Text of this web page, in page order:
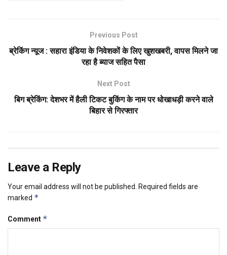
Previous Post
ब्रेकिंग न्यूज : सहारा इंडिया के निवेशकों के लिए खुशखबरी, वापस मिलने जा
रहा है ब्याज सहित पैसा
Next Post
बिग ब्रेकिंग: देशभर में हैली टिकट बुकिंग के नाम पर धोखाधड़ी करने वाले
बिहार से गिरफ्तार
Leave a Reply
Your email address will not be published.
Required fields are
marked *
Comment *